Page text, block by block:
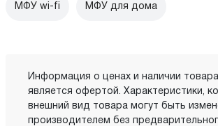
МФУ wi-fi МФУ для дома
Информация о ценах и наличии
является офертой. Характеристики,
внешний вид товара могут быть
производителем без